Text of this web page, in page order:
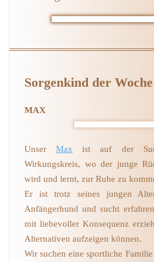
Sorgenkind der Woche
MAX
UnserMax ist auf der
Wirkungskreis, wo der junge
wird und lernt, zur Ruhe zu
Er ist trotz seines jungen
Anfängerhund und sucht
mit liebevoller Konsequenz
Alternativen aufzeigen können.
Wir suchen eine sportliche